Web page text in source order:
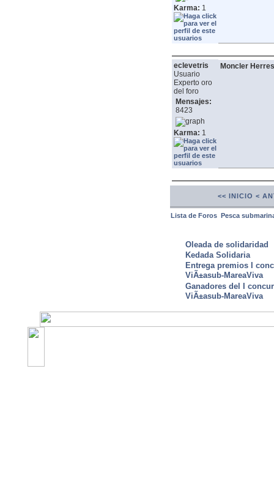
Karma: 1
eclevetris
Usuario
Experto oro
del foro
Mensajes:
8423
Karma: 1
Moncler
<< INICIO <
Lista de Foros Pesca
Oleada de solidaridad
Kedada Solidaria
Entrega premios I
ViÃ±asub-MareaViva
Ganadores del I
ViÃ±asub-MareaViva